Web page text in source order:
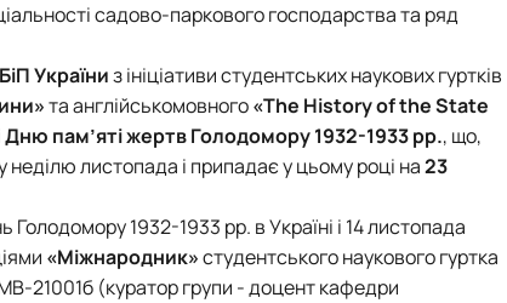
садово-паркового господарствата ряд
Україниз ініціативистудентських наукових гуртків
та англійськомовного«The History of the State
Дню пам’яті жертв Голодомору 1932-1933 рр., що,
листопада і припадає у цьому році на23
1932-1933 рр. в Україні і 14 листопада
«Міжнародник»студентського наукового гуртка
21001б (куратор групи - доценткафедри